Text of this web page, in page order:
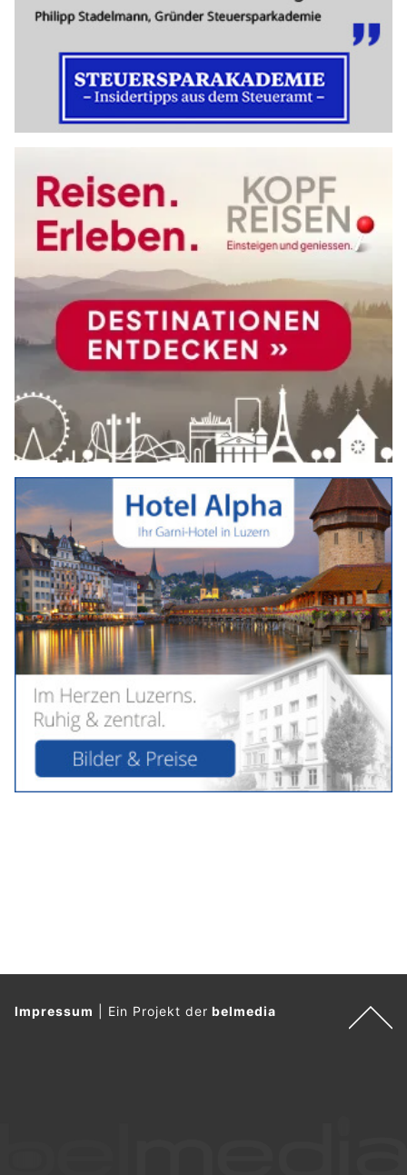
Impressum Ein Projekt derbelmedia